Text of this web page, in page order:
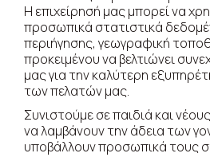
Η επιχείρησή μας μπορεί να
προσωπικά στατιστικά
περιήγησης, γεωγραφική
προκειμένου να βελτιώνει
μας για την καλύτερη
των πελατών μας.
Συνιστούμε σε παιδιά και
να λαμβάνουν την άδεια των
υποβάλλουν προσωπικά τους